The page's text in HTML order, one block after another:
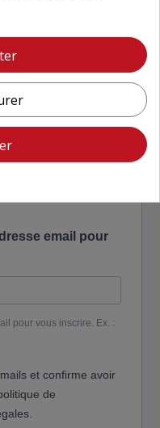
->
email pour
pour vous inscrire. Ex. :
et confirme avoir
de